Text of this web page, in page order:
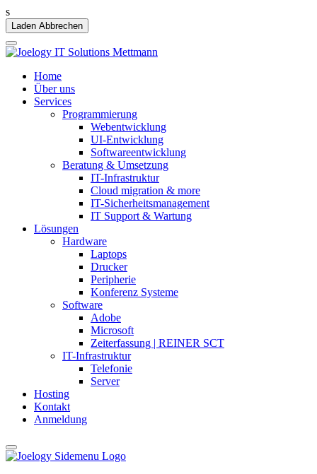
s
Laden Abbrechen
Home
Über uns
Services
Programmierung
Webentwicklung
UI-Entwicklung
Softwareentwicklung
Beratung & Umsetzung
IT-Infrastruktur
Cloud migration & more
IT-Sicherheitsmanagement
IT Support & Wartung
Lösungen
Hardware
Laptops
Drucker
Peripherie
Konferenz Systeme
Software
Adobe
Microsoft
Zeiterfassung | REINER SCT
IT-Infrastruktur
Telefonie
Server
Hosting
Kontakt
Anmeldung